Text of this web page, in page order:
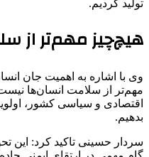
تولید کردیم.
هیچ‌چیز مهم‌تر از
وی با اشاره به اهمیت جان
مهم‌تر از سلامت انسان‌ها
اقتصادی و سیاسی کشور،
بدهیم.
سردار حسینی تاکید کرد: این